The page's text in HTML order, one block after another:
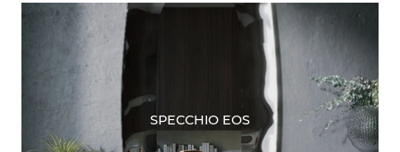
SPECCHIO EOS